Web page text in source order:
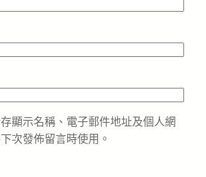
顯示名稱、電子郵件地址及個人網
次發佈留言時使用。